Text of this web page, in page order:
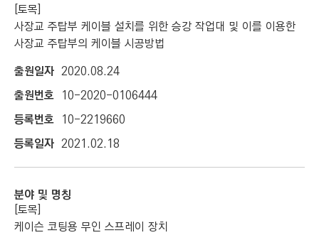
[토목]
사장교 주탑부 케이블 설치를 위한 승강 작업대 및 이를 이용한
사장교 주탑부의 케이블 시공방법
2020.08.24
10-2020-0106444
10-2219660
2021.02.18
[토목]
케이슨 코팅용 무인 스프레이 장치